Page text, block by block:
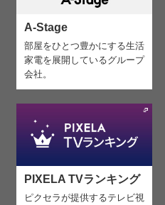
A-Stage
部屋をひとつ豊かにする生活
家電を展開しているグループ
会社。
PIXELA TVランキング
ピクセラが提供するテレビ視